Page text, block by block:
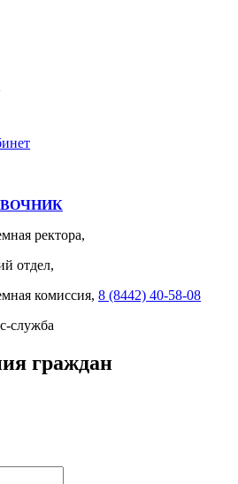
ректора,
отдел,
комиссия, 8 (8442) 40-58-08
служба
граждан